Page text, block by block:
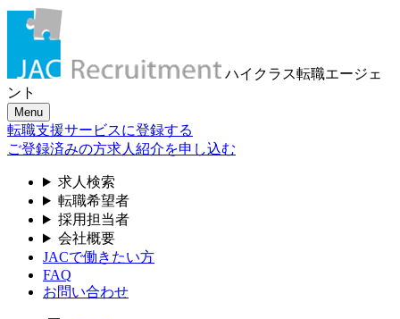
ハイクラス転職エージェ
ント
Menu
転職支援サービスに登録する
ご登録済みの方求人紹介を申し込む
求人検索
転職希望者
採用担当者
会社概要
JACで働きたい方
FAQ
お問い合わせ